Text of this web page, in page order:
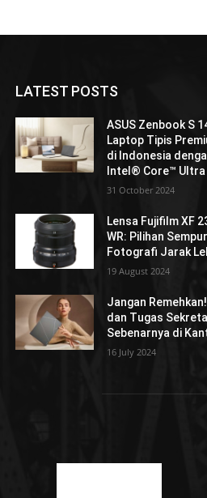
LATEST POSTS
ASUS Zenbook S
Laptop Tipis
di Indonesia
Intel® Core™ Ultra
31 October 2024
Lensa Fujifilm XF
WR: Pilihan
Fotografi Jarak
19 August 2024
Jangan
dan Tugas
Sebenarnya di
16 July 2024